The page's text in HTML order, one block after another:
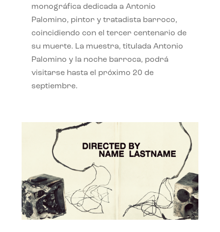
monográfica dedicada a Antonio
Palomino, pintor y tratadista barroco,
coincidiendo con el tercer centenario de
su muerte. La muestra, titulada Antonio
Palomino y la noche barroca, podrá
visitarse hasta el próximo 20 de
septiembre.